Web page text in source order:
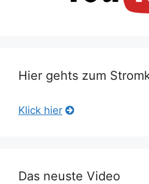
Hier gehts zum
Klick hier
Das neuste Video